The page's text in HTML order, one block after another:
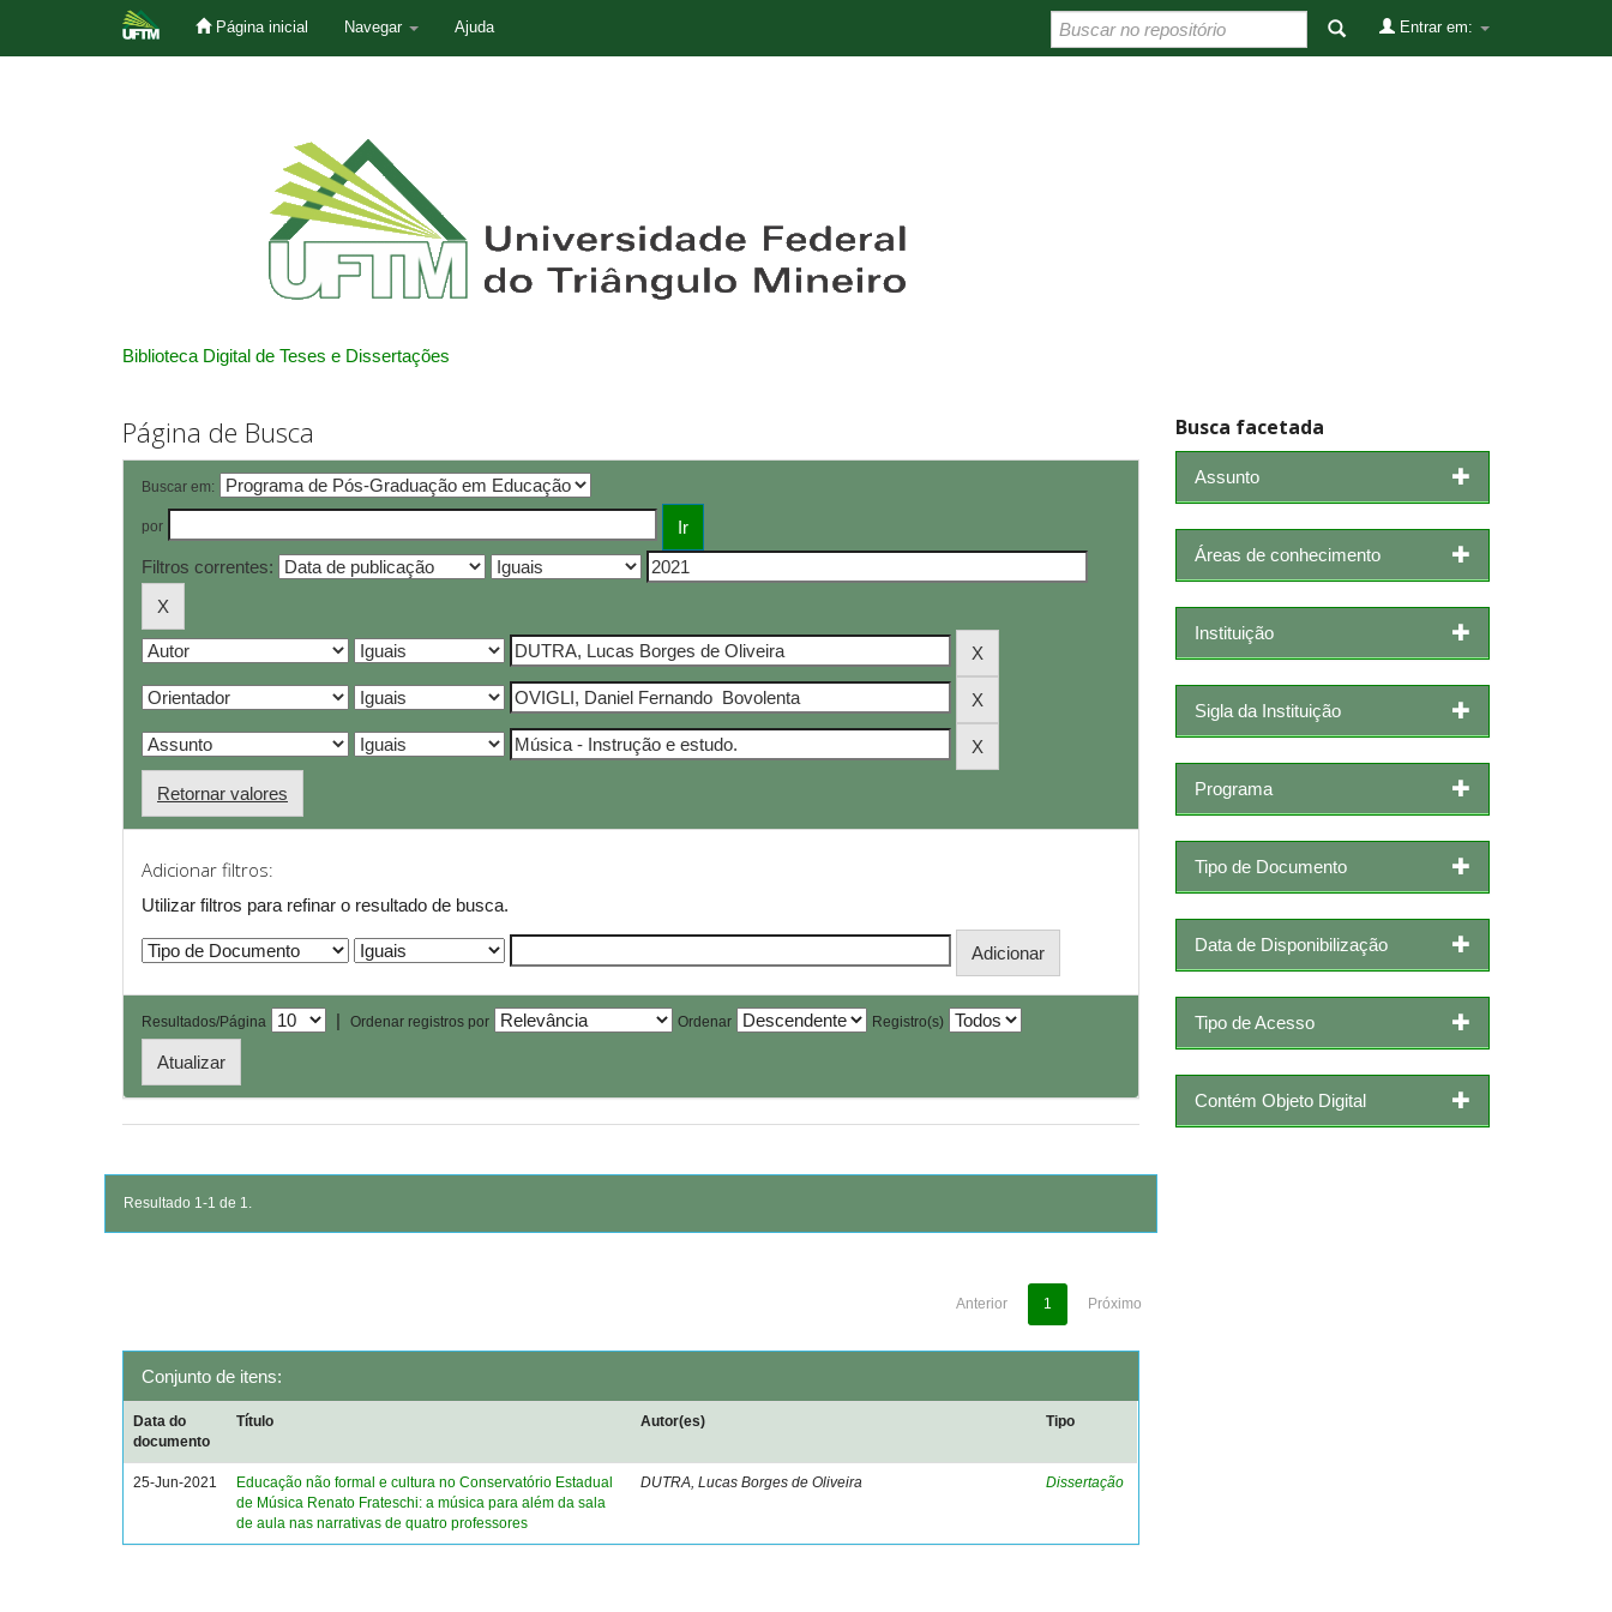
Página inicial Navegar Ajuda Entrar em:
Biblioteca Digital de Teses e Dissertações
Página de Busca
Buscar em:
por
Filtros correntes:
Retornar valores
Adicionar filtros:
Utilizar filtros para refinar o resultado de busca.
Resultados/Página | Ordenar registros por Ordenar Registro(s)
Resultado 1-1 de 1.
Anterior 1 Próximo
Conjunto de itens:
Data do
documento
Título Autor(es) Tipo
25-Jun-2021
Educação não formal e cultura no Conservatório Estadual
de Música Renato Frateschi: a música para além da sala
de aula nas narrativas de quatro professores
DUTRA, Lucas Borges de Oliveira Dissertação
Busca facetada
Assunto
Áreas de conhecimento
Instituição
Sigla da Instituição
Programa
Tipo de Documento
Data de Disponibilização
Tipo de Acesso
Contém Objeto Digital